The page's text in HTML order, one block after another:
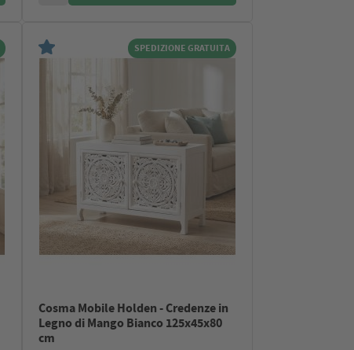
SPEDIZIONE GRATUITA
Cosma Mobile Holden - Credenze in
Legno di Mango Bianco 125x45x80
cm